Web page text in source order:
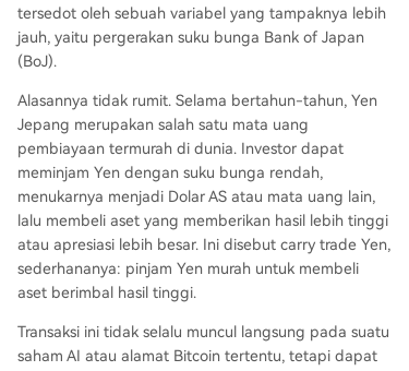
pan posisi) transaksi *carry trade* Yen. Investor
akan menjual aset berisiko untuk membeli kemb
rga aset-aset tersebut secara bersamaan dan m
emperbesar volatilitas pasar. Intinya: BoJ tidak a
kan mengakhiri narasi dasar AI atau crypto, teta
pi dapat **meninggikan "ambang batas pembia
yaan"** untuk aset berisiko global. Di fase valuas
i tinggi, lik...
tersedot oleh sebuah variabel yang tampaknya lebih
jauh, yaitu pergerakan suku bunga Bank of Japan
(BoJ).
Alasannya tidak rumit. Selama bertahun-tahun, Yen
Jepang merupakan salah satu mata uang
pembiayaan termurah di dunia. Investor dapat
meminjam Yen dengan suku bunga rendah,
menukarnya menjadi Dolar AS atau mata uang lain,
lalu membeli aset yang memberikan hasil lebih tinggi
atau apresiasi lebih besar. Ini disebut carry trade Yen,
sederhananya: pinjam Yen murah untuk membeli
aset berimbal hasil tinggi.
Transaksi ini tidak selalu muncul langsung pada suatu
saham AI atau alamat Bitcoin tertentu, tetapi dapat